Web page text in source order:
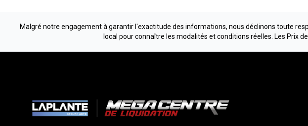
Malgré notre engagement à garantir l'exactitude des informations, nous déclinons toute
local pour connaître les modalités et conditions réelles. Les Prix